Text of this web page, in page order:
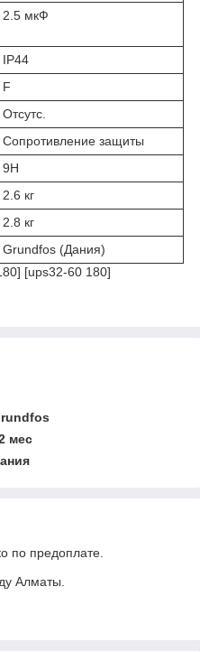
2.5 мкФ
IP44
F
Отсутс.
Сопротивление защиты
9H
2.6 кг
2.8 кг
Grundfos (Дания)
[ups32-60 180]
мес
по предоплате.
Алматы.